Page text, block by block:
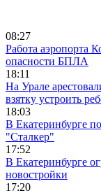
08:27
Работа аэропорта
опасности БПЛА
18:11
На Урале
взятку устроить
18:03
В Екатеринбурге
"Сталкер"
17:52
В Екатеринбурге
новостройки
17:20